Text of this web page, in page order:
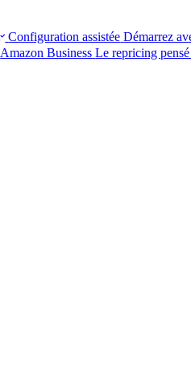
Configuration assistée Démarrez
Amazon Business Le repricing